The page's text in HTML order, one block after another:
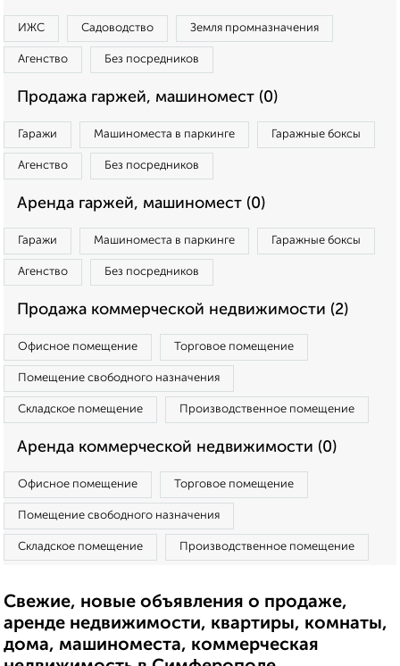
ИЖС Садоводство Земля промназначения
Агенство Без посредников
Продажа гаржей, машиномест (0)
Гаражи Машиноместа в паркинге Гаражные боксы
Агенство Без посредников
Аренда гаржей, машиномест (0)
Гаражи Машиноместа в паркинге Гаражные боксы
Агенство Без посредников
Продажа коммерческой недвижимости (2)
Офисное помещение Торговое помещение
Помещение свободного назначения
Складское помещение Производственное помещение
Аренда коммерческой недвижимости (0)
Офисное помещение Торговое помещение
Помещение свободного назначения
Складское помещение Производственное помещение
Свежие, новые объявления о продаже,
аренде недвижимости, квартиры, комнаты,
дома, машиноместа, коммерческая